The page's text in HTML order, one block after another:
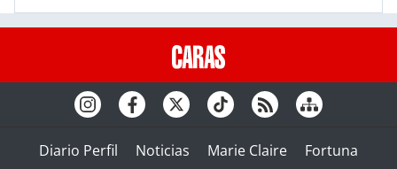
Diario Perfil Noticias Marie Claire
Fortuna